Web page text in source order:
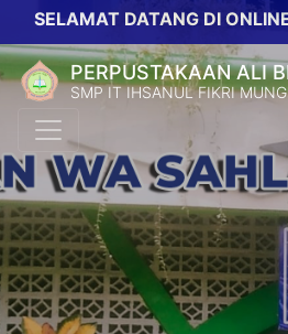
SELAMAT DATANG DI ONLINE
PERPUSTAKAAN ALI
SMP IT IHSANUL FIKRI